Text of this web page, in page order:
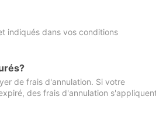
indiqués dans vos conditions
de frais d'annulation. Si votre
des frais d'annulation